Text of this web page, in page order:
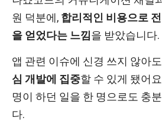
원 덕분에, 합리적인 비용으로
을 얻었다는 느낌을 받았습니다.
앱 관련 이슈에 신경 쓰지 않아
심 개발에 집중할 수 있게 됐어
명이 하던 일을 한 명으로도 충
다.